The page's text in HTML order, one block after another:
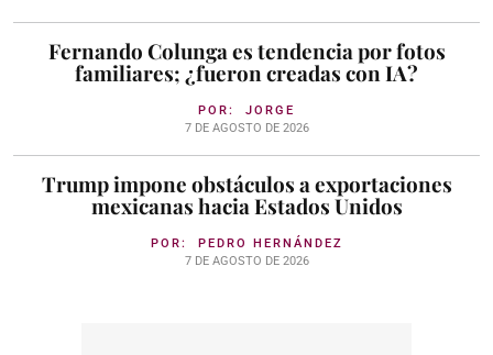
Fernando Colunga es tendencia por fotos
familiares; ¿fueron creadas con IA?
POR: JORGE
7 DE AGOSTO DE 2026
Trump impone obstáculos a exportaciones
mexicanas hacia Estados Unidos
POR: PEDRO HERNÁNDEZ
7 DE AGOSTO DE 2026